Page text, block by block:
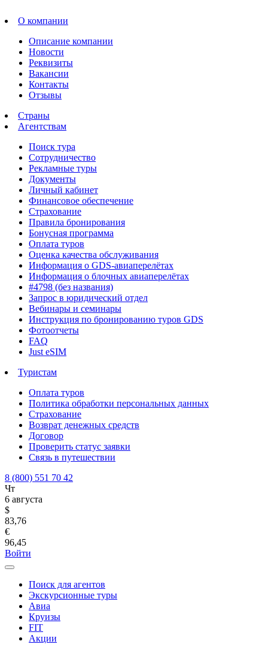
О компании
Описание компании
Новости
Реквизиты
Вакансии
Контакты
Отзывы
Страны
Агентствам
Поиск тура
Сотрудничество
Рекламные туры
Документы
Личный кабинет
Финансовое обеспечение
Страхование
Правила бронирования
Бонусная программа
Оплата туров
Оценка качества обслуживания
Информация о GDS-авиаперелётах
Информация о блочных авиаперелётах
#4798 (без названия)
Запрос в юридический отдел
Вебинары и семинары
Инструкция по бронированию туров GDS
Фотоотчеты
FAQ
Just eSIM
Туристам
Оплата туров
Политика обработки персональных данных
Страхование
Возврат денежных средств
Договор
Проверить статус заявки
Связь в путешествии
8 (800) 551 70 42
Чт
6 августа
$
83,76
€
96,45
Войти
Поиск для агентов
Экскурсионные туры
Авиа
Круизы
FIT
Акции